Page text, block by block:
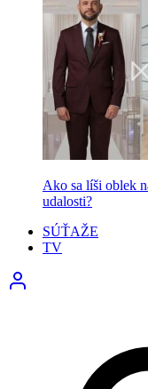
Ako sa líši oblek
udalosti?
SÚŤAŽE
TV